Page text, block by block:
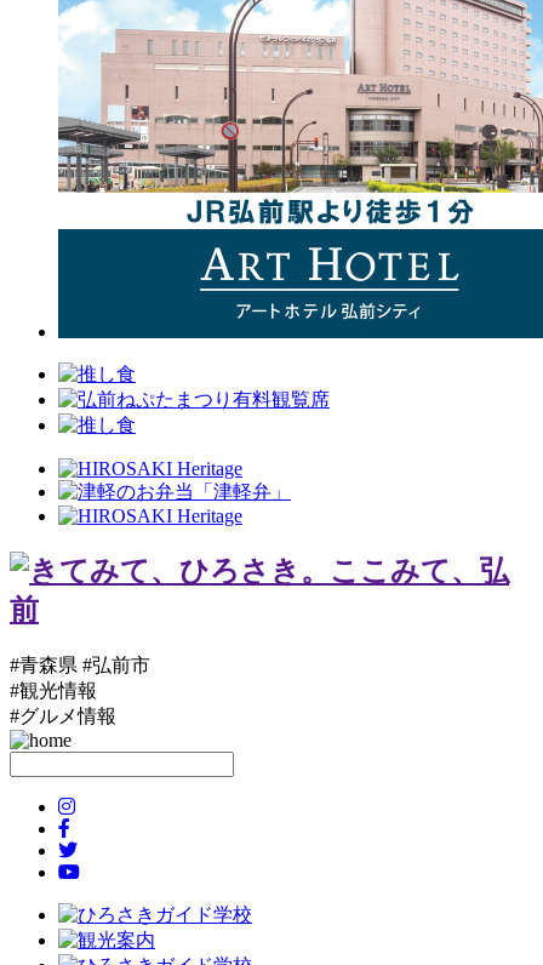
#青森県 #弘前市
#観光情報
#グルメ情報